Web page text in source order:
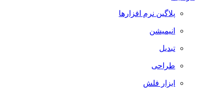
پلاگین نرم افزارها
انیمیشن
تبدیل
طراحی
ابزار فلش